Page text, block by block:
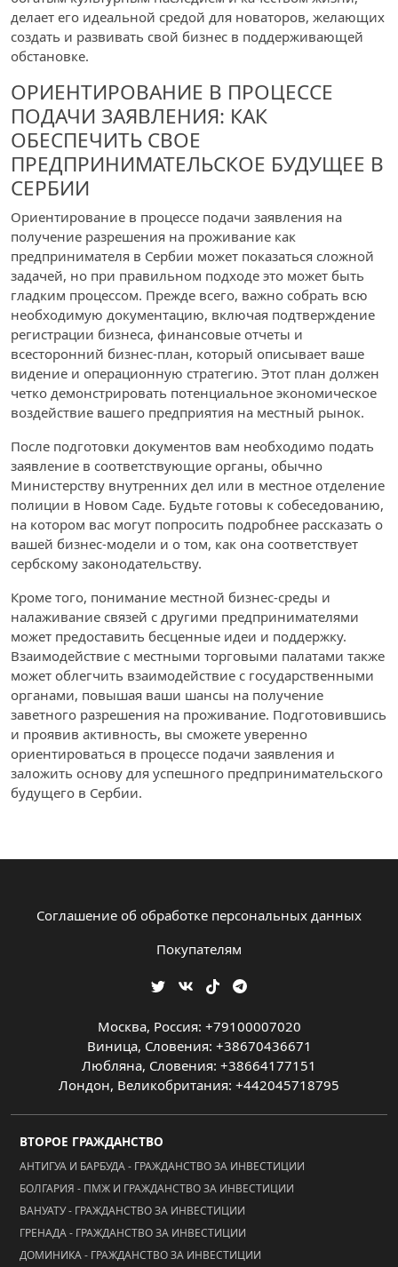
делает его идеальной средой для новаторов, желающих
создать и развивать свой бизнес в поддерживающей
обстановке.
ОРИЕНТИРОВАНИЕ В ПРОЦЕССЕ
ПОДАЧИ ЗАЯВЛЕНИЯ: КАК
ОБЕСПЕЧИТЬ СВОЕ
ПРЕДПРИНИМАТЕЛЬСКОЕ БУДУЩЕЕ В
СЕРБИИ
Ориентирование в процессе подачи заявления на
получение разрешения на проживание как
предпринимателя в Сербии может показаться сложной
задачей, но при правильном подходе это может быть
гладким процессом. Прежде всего, важно собрать всю
необходимую документацию, включая подтверждение
регистрации бизнеса, финансовые отчеты и
всесторонний бизнес-план, который описывает ваше
видение и операционную стратегию. Этот план должен
четко демонстрировать потенциальное экономическое
воздействие вашего предприятия на местный рынок.
После подготовки документов вам необходимо подать
заявление в соответствующие органы, обычно
Министерству внутренних дел или в местное отделение
полиции в Новом Саде. Будьте готовы к собеседованию,
на котором вас могут попросить подробнее рассказать о
вашей бизнес-модели и о том, как она соответствует
сербскому законодательству.
Кроме того, понимание местной бизнес-среды и
налаживание связей с другими предпринимателями
может предоставить бесценные идеи и поддержку.
Взаимодействие с местными торговыми палатами также
может облегчить взаимодействие с государственными
органами, повышая ваши шансы на получение
заветного разрешения на проживание. Подготовившись
и проявив активность, вы сможете уверенно
ориентироваться в процессе подачи заявления и
заложить основу для успешного предпринимательского
будущего в Сербии.
Соглашение об обработке персональных данных
Покупателям
Москва, Россия: +79100007020
Виница, Словения: +38670436671
Любляна, Словения: +38664177151
Лондон, Великобритания: +442045718795
ВТОРОЕ ГРАЖДАНСТВО
АНТИГУА И БАРБУДА - ГРАЖДАНСТВО ЗА ИНВЕСТИЦИИ
БОЛГАРИЯ - ПМЖ И ГРАЖДАНСТВО ЗА ИНВЕСТИЦИИ
ВАНУАТУ - ГРАЖДАНСТВО ЗА ИНВЕСТИЦИИ
ГРЕНАДА - ГРАЖДАНСТВО ЗА ИНВЕСТИЦИИ
ДОМИНИКА - ГРАЖДАНСТВО ЗА ИНВЕСТИЦИИ